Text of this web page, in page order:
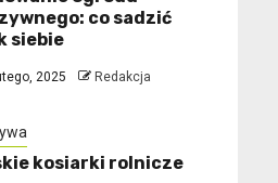
co sadzić
siebie
2025 Redakcja
kosiarki rolnicze